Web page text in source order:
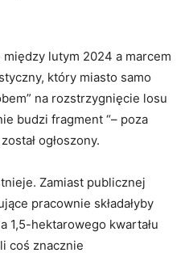
między lutym 2024 a marcem
który miasto samo
na rozstrzygnięcie losu
budzi fragment “– poza
ogłoszony.
Zamiast publicznej
pracownie składałyby
1,5-hektarowego kwartału
coś znacznie